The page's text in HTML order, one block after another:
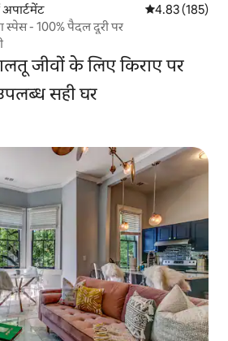
औसत रेटिंग 5 में से
4.83 (185)
स्पेस - 100% पैदल दूरी पर
जीवों के लिए किराए पर
सही घर